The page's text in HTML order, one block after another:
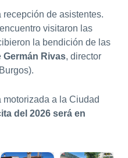
de asistentes.
visitaron las
la bendición de las
Germán Rivas, director
a la Ciudad
del 2026 será en